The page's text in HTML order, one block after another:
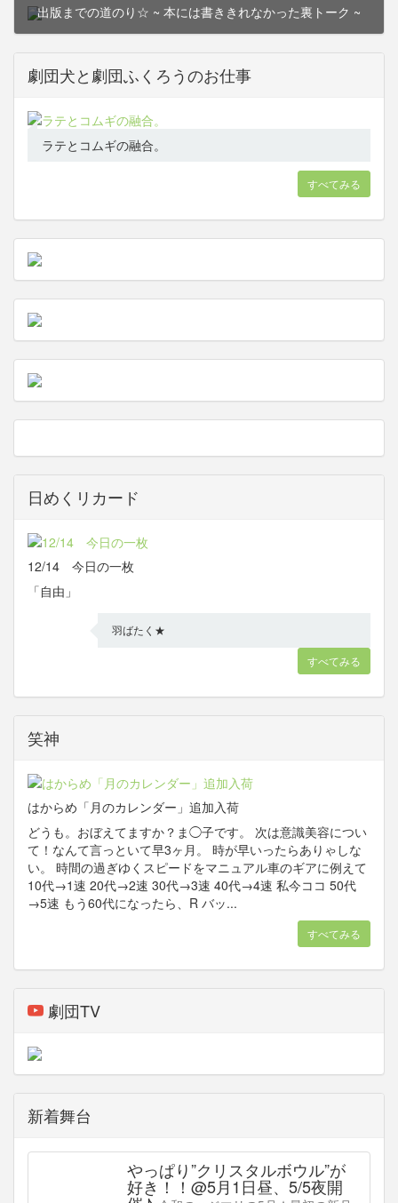
出版までの道のり☆ ~ 本には書ききれなかった裏トーク ~
劇団犬と劇団ふくろうのお仕事
ラテとコムギの融合。
すべてみる
日めくリカード
12/14 今日の一枚
「自由」
羽ばたく★
すべてみる
笑神
はからめ「月のカレンダー」追加入荷
どうも。おぼえてますか？ま◯子です。 次は意識美容につい
て！なんて言っといて早3ヶ月。 時が早いったらありゃしな
い。 時間の過ぎゆくスピードをマニュアル車のギアに例えて
10代→1速 20代→2速 30代→3速 40代→4速 私今ココ 50代
→5速 もう60代になったら、R バッ...
すべてみる
劇団TV
新着舞台
やっぱり”クリスタルボウル”が
好き！！@5月1日昼、5/5夜開